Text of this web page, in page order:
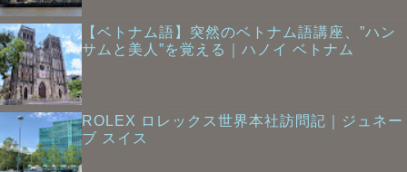
【ベトナム語】突然のベトナム語講座、”ハン
サムと美人”を覚える｜ハノイ ベトナム
ROLEX ロレックス世界本社訪問記｜ジュネー
ブ スイス